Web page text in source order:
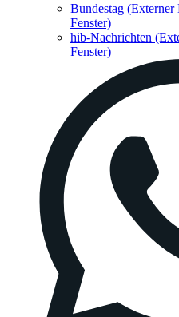
Bundestag (Externer
Fenster)
hib-Nachrichten
Fenster)